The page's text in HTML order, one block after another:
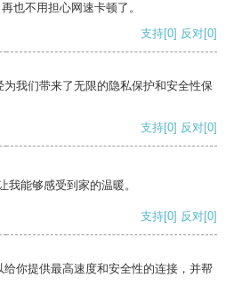
也不用担心网速卡顿了。
支持[0] 反对[0]
我们带来了无限的隐私保护和安全性保
支持[0] 反对[0]
我能够感受到家的温暖。
支持[0] 反对[0]
你提供最高速度和安全性的连接，并帮